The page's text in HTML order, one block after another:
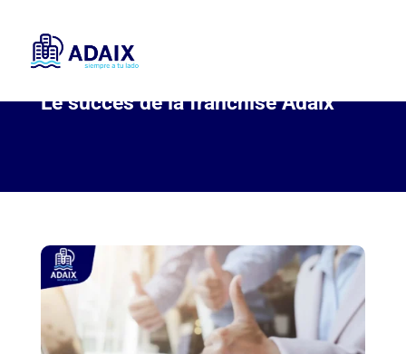
Le succès de la franchise Adaix